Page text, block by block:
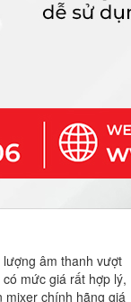
âm thanh vượt
mức giá rất hợp lý,
mixer chính hãng giá